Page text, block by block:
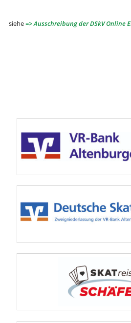
siehe=> Ausschreibung der DSkV Online